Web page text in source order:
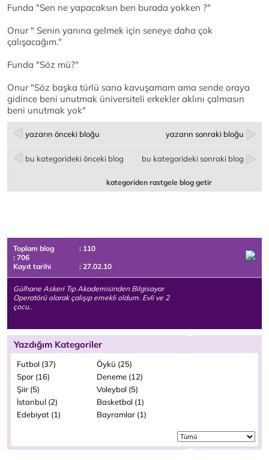
Funda "Sen ne yapacaksın ben burada yokken ?"
Onur " Senin yanına gelmek için seneye daha çok
çalışacağım."
Funda "Söz mü?"
Onur "Söz başka türlü sana kavuşamam ama sende oraya
gidince beni unutmak üniversiteli erkekler aklını çalmasın
beni unutmak yok"
yazarın önceki bloğu yazarın sonraki bloğu
bu kategorideki önceki blog bu kategorideki sonraki blog
kategoriden rastgele blog getir
Toplam blog
: 110
: 706
Kayıt tarihi
: 27.02.10
Gülhane Askeri Tıp Akademisinden Bilgisayar
Operatörü olarak çalışıp emekli oldum. Evli ve 2
çocu..
Yazdığım Kategoriler
Futbol (37)
Öykü (25)
Spor (16)
Deneme (12)
Şiir (5)
Voleybol (5)
İstanbul (2)
Basketbol (1)
Edebiyat (1)
Bayramlar (1)